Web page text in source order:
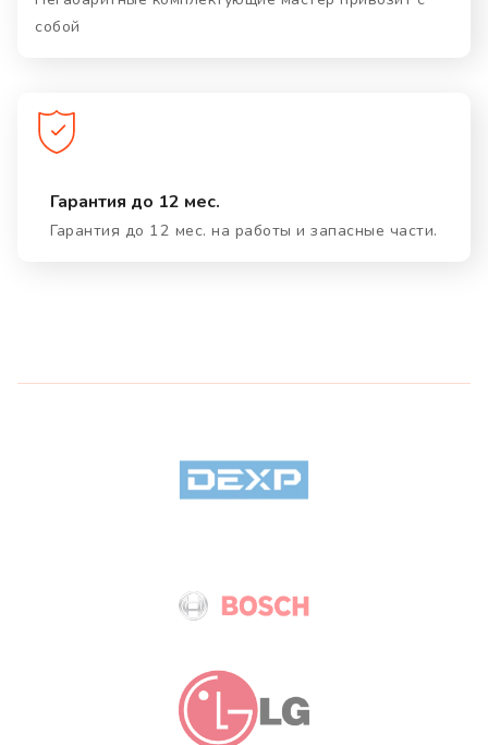
собой
Гарантия до 12 мес.
Гарантия до 12 мес. на работы и запасные части.